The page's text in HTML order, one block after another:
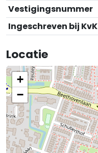
Vestigingsnummer
Ingeschreven bij KvK
Locatie
+
−